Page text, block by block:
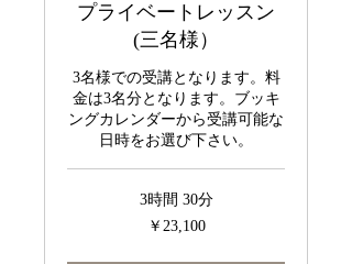
プライベートレッスン
(三名様）
3名様での受講となります。料
金は3名分となります。ブッキ
ングカレンダーから受講可能な
日時をお選び下さい。
3時間 30分
￥23,100